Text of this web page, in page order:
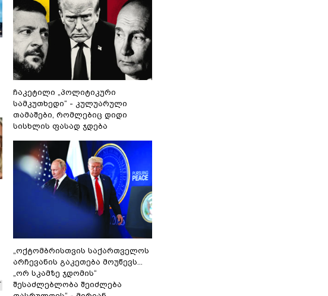
ჩაკეტილი „პოლიტიკური
სამკუთხედი“ - კულუარული
თამაშები, რომლებიც დიდი
სისხლის ფასად ჯდება
„ოქტომბრისთვის საქართველოს
არჩევანის გაკეთება მოუწევს...
„ორ სკამზე ჯდომის“
შესაძლებლობა შეიძლება